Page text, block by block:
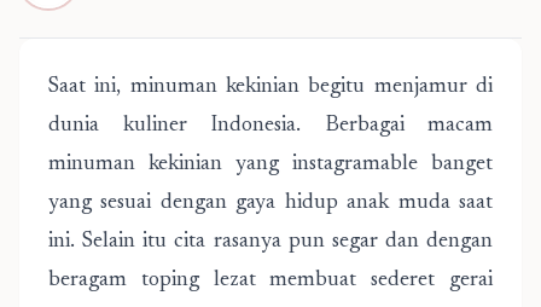
Saat ini, minuman kekinian begitu menjamur di
dunia kuliner Indonesia. Berbagai macam
minuman kekinian yang instagramable banget
yang sesuai dengan gaya hidup anak muda saat
ini. Selain itu cita rasanya pun segar dan dengan
beragam toping lezat membuat sederet gerai